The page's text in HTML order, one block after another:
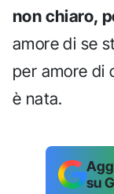
non chiaro,
amore di se
per amore di
è nata.
su